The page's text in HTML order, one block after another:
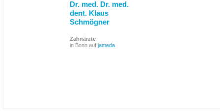
Dr. med. Dr. med.
dent. Klaus
Schmögner
Zahnärzte
in Bonn auf jameda